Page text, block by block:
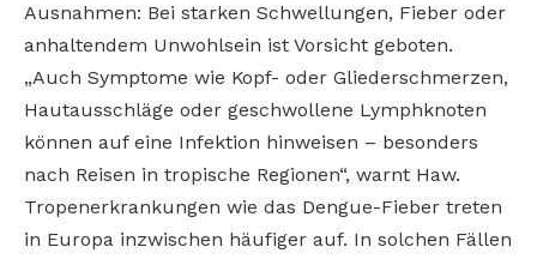
Ausnahmen: Bei starken Schwellungen, Fieber oder
anhaltendem Unwohlsein ist Vorsicht geboten.
„Auch Symptome wie Kopf- oder Gliederschmerzen,
Hautausschläge oder geschwollene Lymphknoten
können auf eine Infektion hinweisen – besonders
nach Reisen in tropische Regionen“, warnt Haw.
Tropenerkrankungen wie das Dengue-Fieber treten
in Europa inzwischen häufiger auf. In solchen Fällen